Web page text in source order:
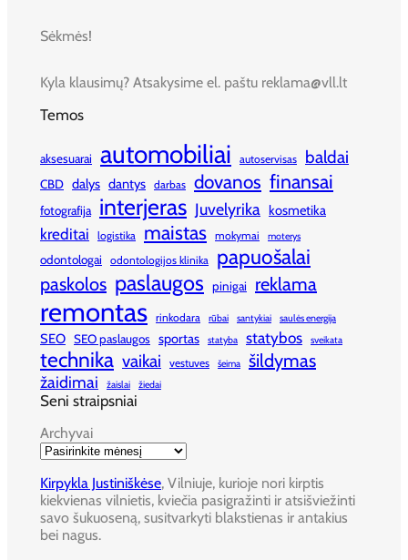
Sėkmės!
Kyla klausimų? Atsakysime el. paštu reklama@vll.lt
Temos
aksesuarai automobiliai autoservisas baldai
CBD dalys dantys darbas dovanos finansai
fotografija interjeras Juvelyrika kosmetika
kreditai logistika maistas mokymai moterys
odontologai odontologijos klinika papuošalai
paskolos paslaugos pinigai reklama
remontas rinkodara rūbai santykiai saulės energija
SEO SEO paslaugos sportas statyba statybos sveikata
technika vaikai vestuves šeima šildymas
žaidimai žaislai žiedai
Seni straipsniai
Archyvai
Kirpykla Justiniškėse, Vilniuje, kurioje nori kirptis
kiekvienas vilnietis, kviečia pasigražinti ir atsišviežinti
savo šukuoseną, susitvarkyti blakstienas ir antakius
bei nagus.